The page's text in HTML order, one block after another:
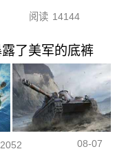
阅读 14144
了美军的底裤
08-07